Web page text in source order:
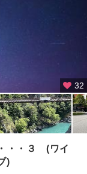
32
・・３ (ワイ
)